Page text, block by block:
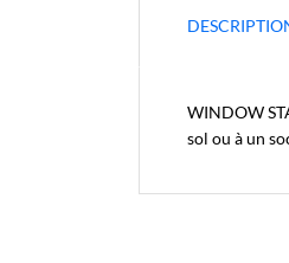
WINDOW
sol ou à un